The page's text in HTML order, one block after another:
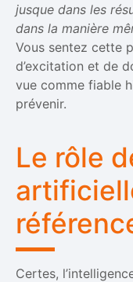
jusque dans les
dans la manière
Vous sentez cette
d’excitation et de
vue comme fiable
prévenir.
Le rôle
Certes,